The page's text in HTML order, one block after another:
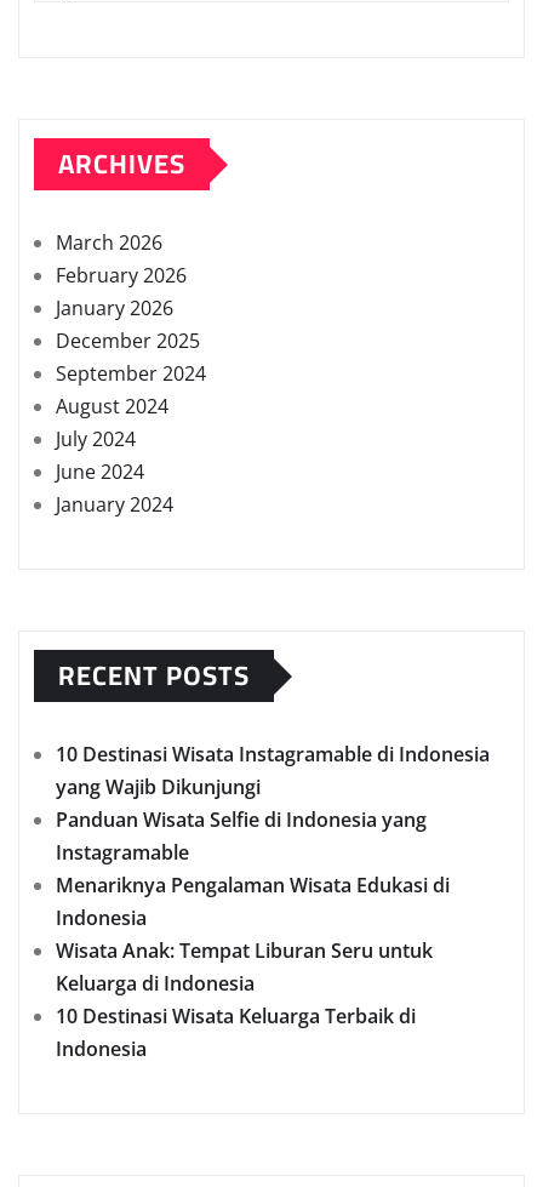
ARCHIVES
March 2026
February 2026
January 2026
December 2025
September 2024
August 2024
July 2024
June 2024
January 2024
RECENT POSTS
10 Destinasi Wisata Instagramable di Indonesia
yang Wajib Dikunjungi
Panduan Wisata Selfie di Indonesia yang
Instagramable
Menariknya Pengalaman Wisata Edukasi di
Indonesia
Wisata Anak: Tempat Liburan Seru untuk
Keluarga di Indonesia
10 Destinasi Wisata Keluarga Terbaik di
Indonesia